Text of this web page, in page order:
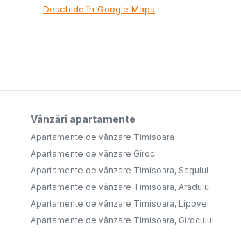
Deschide în Google Maps
Vânzări apartamente
Apartamente de vânzare Timisoara
Apartamente de vânzare Giroc
Apartamente de vânzare Timisoara, Sagului
Apartamente de vânzare Timisoara, Aradului
Apartamente de vânzare Timisoara, Lipovei
Apartamente de vânzare Timisoara, Girocului